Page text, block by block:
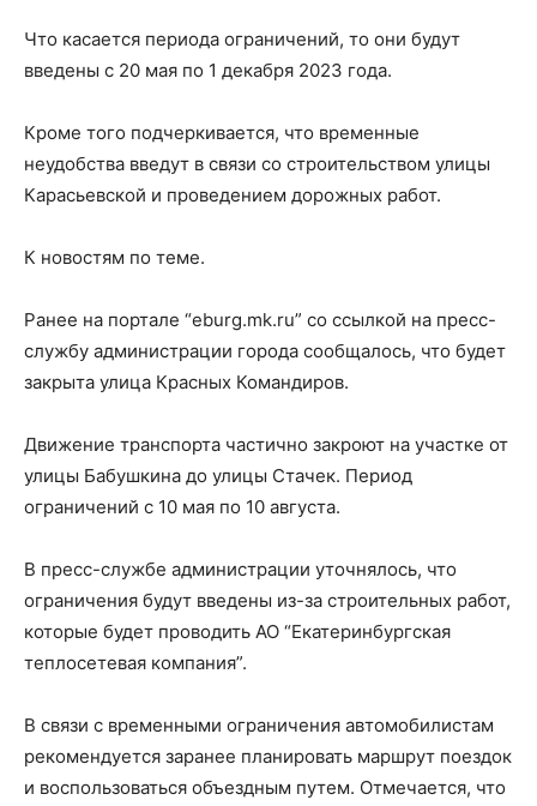
Что касается периода ограничений, то они будут
введены с 20 мая по 1 декабря 2023 года.
Кроме того подчеркивается, что временные
неудобства введут в связи со строительством улицы
Карасьевской и проведением дорожных работ.
К новостям по теме.
Ранее на портале “eburg.mk.ru” со ссылкой на пресс-
службу администрации города сообщалось, что будет
закрыта улица Красных Командиров.
Движение транспорта частично закроют на участке от
улицы Бабушкина до улицы Стачек. Период
ограничений с 10 мая по 10 августа.
В пресс-службе администрации уточнялось, что
ограничения будут введены из-за строительных работ,
которые будет проводить АО “Екатеринбургская
теплосетевая компания”.
В связи с временными ограничения автомобилистам
рекомендуется заранее планировать маршрут поездок
и воспользоваться объездным путем. Отмечается, что